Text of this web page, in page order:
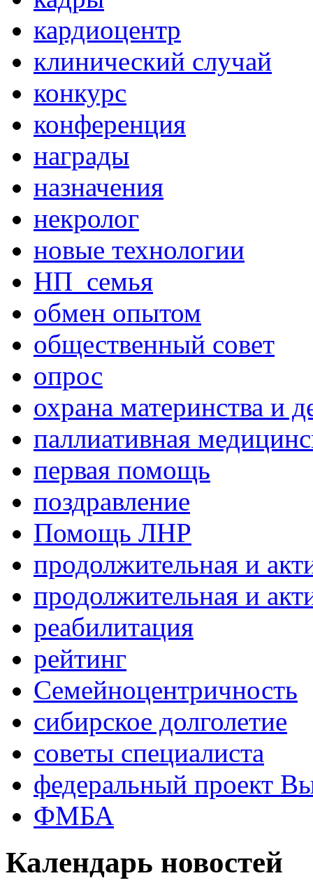
кардиоцентр
клинический случай
конкурс
конференция
награды
назначения
некролог
новые технологии
НП_семья
обмен опытом
общественный совет
опрос
охрана материнства и
паллиативная
первая помощь
поздравление
Помощь ЛНР
продолжительная и
продолжительная и
реабилитация
рейтинг
Семейноцентричность
сибирское долголетие
советы специалиста
федеральный проект
ФМБА
Календарь новостей